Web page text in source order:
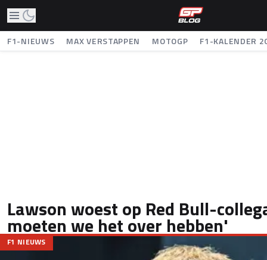
F1-NIEUWS MAX VERSTAPPEN MOTOGP F1-KALENDER
Lawson woest op Red Bull-
moeten we het over hebben'
F1 NIEUWS